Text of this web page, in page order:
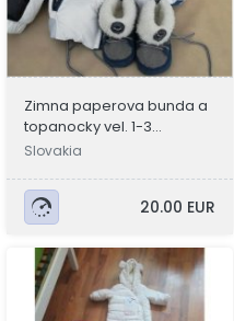
Zimna paperova bunda a
topanocky vel. 1-3
mesiace
Slovakia
20.00 EUR